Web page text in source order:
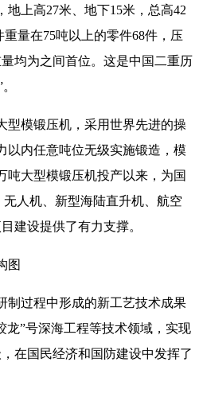
地上高27米、地下15米，总高42
量在75吨以上的零件68件，压
均为之间首位。这是中国二重历
型模锻压机，采用世界先进的操
以内任意吨位无级实施锻造，模
吨大型模锻压机投产以来，为国
人机、新型海陆直升机、航空
建设提供了有力支撑。
图
制过程中形成的新工艺技术成果
龙”号深海工程等技术领域，实现
在国民经济和国防建设中发挥了